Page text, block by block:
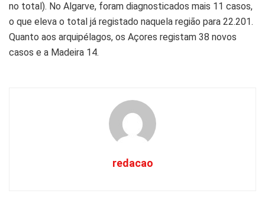
no total). No Algarve, foram diagnosticados mais 11 casos,
o que eleva o total já registado naquela região para 22.201.
Quanto aos arquipélagos, os Açores registam 38 novos
casos e a Madeira 14.
redacao